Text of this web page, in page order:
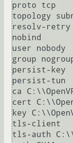
proto tcp
topology
resolv-
nobind
user nobody
group
persist-key
persist-tun
ca
cert
key
tls-client
tls-auth